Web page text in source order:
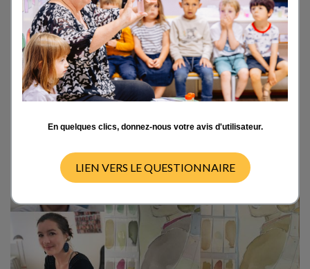
conférence scientifique de Philippe Walter,
directeur de recherches CNRS, spécialiste de
l’étude des matériaux du patrimoine culturel,
intitulée « Altérations et restaurations des
œuvres d’art », .
En quelques clics, donnez-nous votre avis d'utilisateur.
LIEN VERS LE QUESTIONNAIRE